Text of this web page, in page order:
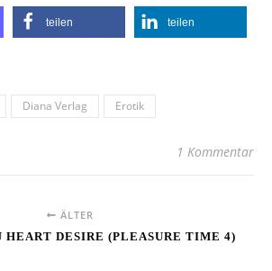
teilen teilen
Diana Verlag Erotik
1 Kommentar
ÄLTER
HEART DESIRE (PLEASURE TIME 4)